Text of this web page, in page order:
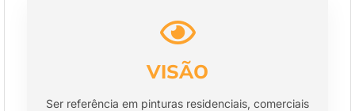
VISÃO
Ser referência em pinturas residenciais, comerciais